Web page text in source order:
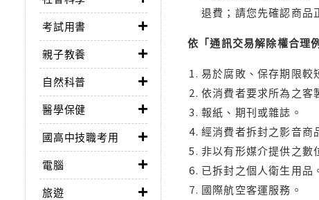
考試用書
親子教養
自然科普
醫學保健
國高中技職考用
電腦
旅遊
退費；請您先確認商品
依「通訊交易解除權合理
易於腐敗、保存期限較
依消費者要求所為之客
報紙、期刊或雜誌。
經消費者拆封之影音商
非以有形媒介提供之數
已拆封之個人衛生用品
國際航空客運服務。